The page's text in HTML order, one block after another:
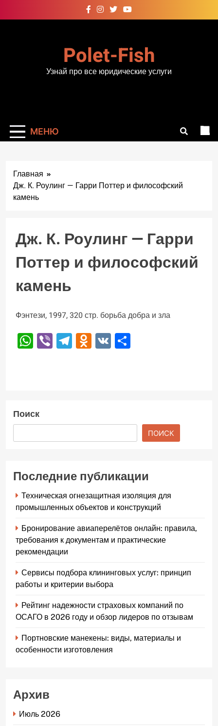
к
Polet-Fish
Узнай про все юридические услуги
МЕНЮ
Главная
Дж. К. Роулинг — Гарри Поттер и философский
камень
Дж. К. Роулинг — Гарри
Поттер и философский
камень
Фэнтези, 1997, 320 стр. борьба добра и зла
WhatsApp
ViberTelegram
Odnoklassniki
VK
Поиск
ПОИСК
Последние публикации
Техническая огнезащитная изоляция для
промышленных объектов и конструкций
Бронирование авиаперелётов онлайн: правила,
требования к документам и практические
рекомендации
Сервисы подбора клининговых услуг: принцип
работы и критерии выбора
Рейтинг надежности страховых компаний по
ОСАГО в 2026 году и обзор лидеров по отзывам
Портновские манекены: виды, материалы и
особенности изготовления
Архив
Июль 2026